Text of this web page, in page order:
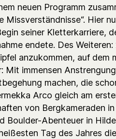
neuen Programm
Missverständnisse“. Hier
seiner Kletterkarriere,
endete. Des
anzukommen, auf dem
Mit immensen
machen, die
Arco gleich am
von Bergkameraden
Boulder-Abenteuer in
Tag des Jahres